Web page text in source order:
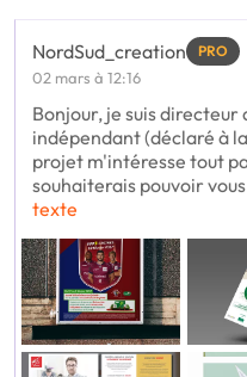
NordSud_creation PRO
02 mars à 12:16
Bonjour, je suis
indépendant (déclaré à
projet m'intéresse tout
souhaiterais pouvoir
texte